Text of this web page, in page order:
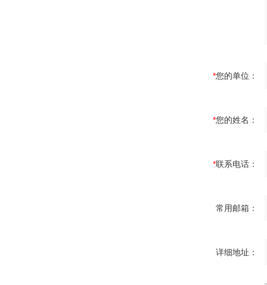
*您的单位：
*您的姓名：
*联系电话：
常用邮箱：
详细地址：